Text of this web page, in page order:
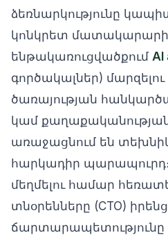
ձեռնարկությունը
կոնկրետ մատակարարի
ենթակառուցվածքում AI
գործակալներ)
ծառայության
կամ
առաջացնում են
հարկադիր պարապուրդ։
մեղմելու համար
տնօրենները (CTO) իրենց